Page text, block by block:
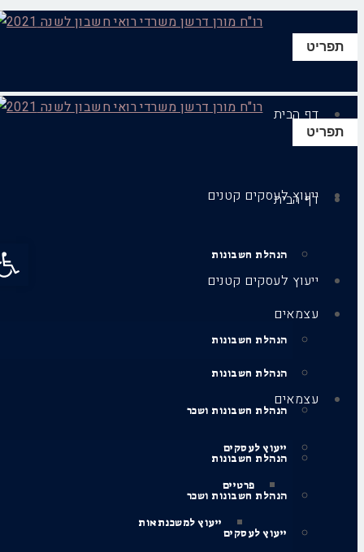
תפריט
דף הבית
ייעוץ לעסקים קטנים
הנהלת חשבונות
עצמאים
הנהלת חשבונות
הנהלת חשבונות ושכר
ייעוץ לעסקים
פרטיים
ייעוץ למשכנתאות
תפריט
דף הבית
ייעוץ לעסקים קטנים
הנהלת חשבונות
עצמאים
הנהלת חשבונות
הנהלת חשבונות ושכר
ייעוץ לעסקים